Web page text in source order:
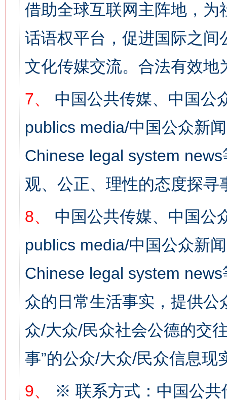
借助全球互联网主阵地，
话语权平台，促进国际之
文化传媒交流。合法有效地
7、
中国公共传媒、中国公
publics media/中国公众新
Chinese legal system
观、公正、理性的态度探寻
8、
中国公共传媒、中国公
publics media/中国公众新
Chinese legal system
众的日常生活事实，提供
众/大众/民众社会公德的交
事”的公众/大众/民众信息现
9、
※ 联系方式：中国公共
网上购药对药下症？
这是一记警钟！ 谢
在谋一域中谋全局